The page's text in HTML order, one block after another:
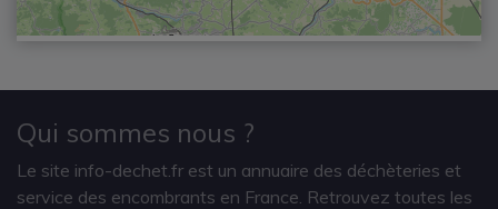
Qui sommes nous ?
Le site info-dechet.fr est un annuaire des déchèteries et
service des encombrants en France. Retrouvez toutes les